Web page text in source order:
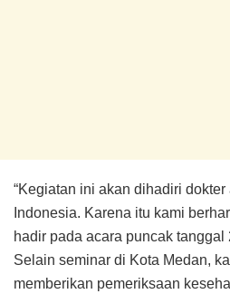
“Kegiatan ini akan dihadiri
Indonesia. Karena itu kami
hadir pada acara puncak
Selain seminar di Kota Medan,
memberikan pemeriksaan